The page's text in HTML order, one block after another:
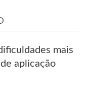
mais
aplicação